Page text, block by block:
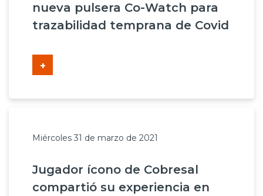
Acceso trabajadores/as
nueva pulsera Co-Watch para
trazabilidad temprana de Covid
+
Miércoles 31 de marzo de 2021
Jugador ícono de Cobresal
compartió su experiencia en